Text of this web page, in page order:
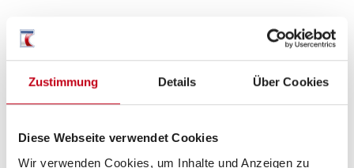
Zustimmung Details Über Cookies
Diese Webseite verwendet Cookies
Wir verwenden Cookies, um Inhalte und Anzeigen zu